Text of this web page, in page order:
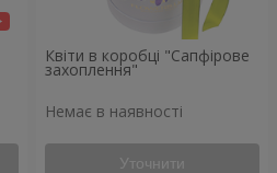
Квіти в коробці "Сапфірове
захоплення"
Немає в наявності
Уточнити